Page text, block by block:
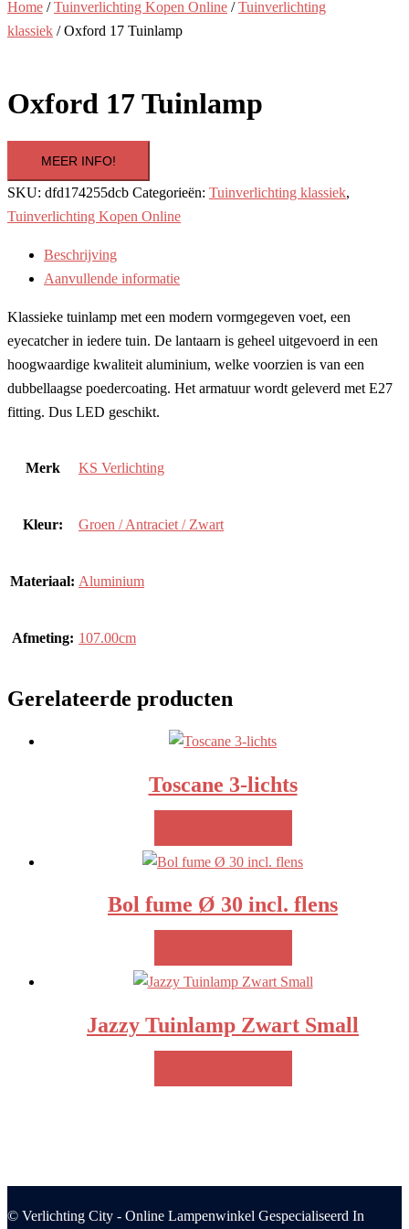
Home /Tuinverlichting Kopen Online /Tuinverlichting
klassiek / Oxford 17 Tuinlamp
Oxford 17 Tuinlamp
MEER INFO!
SKU: dfd174255dcb Categorieën: Tuinverlichting klassiek,
Tuinverlichting Kopen Online
Beschrijving
Aanvullende informatie
Klassieke tuinlamp met een modern vormgegeven voet, een
eyecatcher in iedere tuin. De lantaarn is geheel uitgevoerd in een
hoogwaardige kwaliteit aluminium, welke voorzien is van een
dubbellaagse poedercoating. Het armatuur wordt geleverd met E27
fitting. Dus LED geschikt.
Merk KS Verlichting
Kleur: Groen / Antraciet / Zwart
Materiaal: Aluminium
Afmeting: 107.00cm
Gerelateerde producten
Toscane 3-lichts
Bol fume Ø 30 incl. flens
Jazzy Tuinlamp Zwart Small
© Verlichting City - Online Lampenwinkel Gespecialiseerd In